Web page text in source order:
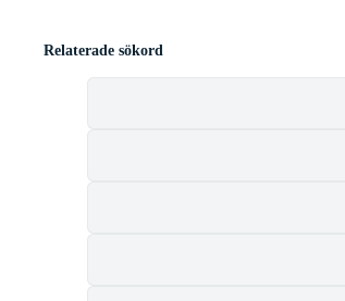
Relaterade sökord